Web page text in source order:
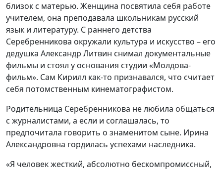
близок с матерью. Женщина посвятила себя работе
учителем, она преподавала школьникам русский
язык и литературу. С раннего детства
Серебренникова окружали культура и искусство – его
дедушка Александр Литвин снимал документальные
фильмы и стоял у основания студии «Молдова-
фильм». Сам Кирилл как-то признавался, что считает
себя потомственным кинематографистом.
Родительница Серебренникова не любила общаться
с журналистами, а если и соглашалась, то
предпочитала говорить о знаменитом сыне. Ирина
Александровна гордилась успехами наследника.
«Я человек жесткий, абсолютно бескомпромиссный,